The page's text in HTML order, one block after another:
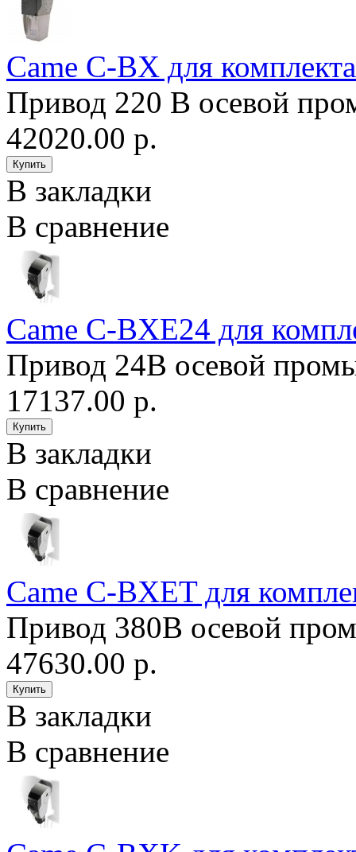
Came C-BX для
Привод 220 В осевой
42020.00 р.
В закладки
В сравнение
Came C-BXE24 для
Привод 24В осевой
17137.00 р.
В закладки
В сравнение
Came C-BXET для
Привод 380В осевой
47630.00 р.
В закладки
В сравнение